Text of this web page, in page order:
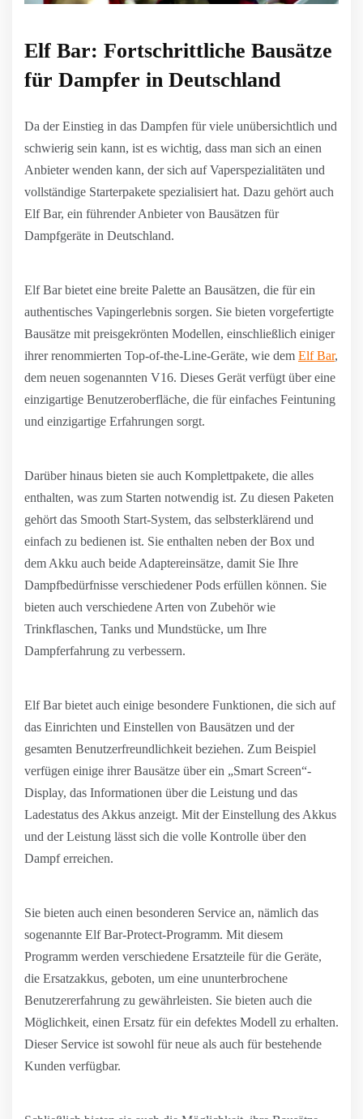
Elf Bar: Fortschrittliche Bausätze
für Dampfer in Deutschland
Da der Einstieg in das Dampfen für viele unübersichtlich und
schwierig sein kann, ist es wichtig, dass man sich an einen
Anbieter wenden kann, der sich auf Vaperspezialitäten und
vollständige Starterpakete spezialisiert hat. Dazu gehört auch
Elf Bar, ein führender Anbieter von Bausätzen für
Dampfgeräte in Deutschland.
Elf Bar bietet eine breite Palette an Bausätzen, die für ein
authentisches Vapingerlebnis sorgen. Sie bieten vorgefertigte
Bausätze mit preisgekrönten Modellen, einschließlich einiger
ihrer renommierten Top-of-the-Line-Geräte, wie dem Elf Bar,
dem neuen sogenannten V16. Dieses Gerät verfügt über eine
einzigartige Benutzeroberfläche, die für einfaches Feintuning
und einzigartige Erfahrungen sorgt.
Darüber hinaus bieten sie auch Komplettpakete, die alles
enthalten, was zum Starten notwendig ist. Zu diesen Paketen
gehört das Smooth Start-System, das selbsterklärend und
einfach zu bedienen ist. Sie enthalten neben der Box und
dem Akku auch beide Adaptereinsätze, damit Sie Ihre
Dampfbedürfnisse verschiedener Pods erfüllen können. Sie
bieten auch verschiedene Arten von Zubehör wie
Trinkflaschen, Tanks und Mundstücke, um Ihre
Dampferfahrung zu verbessern.
Elf Bar bietet auch einige besondere Funktionen, die sich auf
das Einrichten und Einstellen von Bausätzen und der
gesamten Benutzerfreundlichkeit beziehen. Zum Beispiel
verfügen einige ihrer Bausätze über ein „Smart Screen“-
Display, das Informationen über die Leistung und das
Ladestatus des Akkus anzeigt. Mit der Einstellung des Akkus
und der Leistung lässt sich die volle Kontrolle über den
Dampf erreichen.
Sie bieten auch einen besonderen Service an, nämlich das
sogenannte Elf Bar-Protect-Programm. Mit diesem
Programm werden verschiedene Ersatzteile für die Geräte,
die Ersatzakkus, geboten, um eine ununterbrochene
Benutzererfahrung zu gewährleisten. Sie bieten auch die
Möglichkeit, einen Ersatz für ein defektes Modell zu erhalten.
Dieser Service ist sowohl für neue als auch für bestehende
Kunden verfügbar.